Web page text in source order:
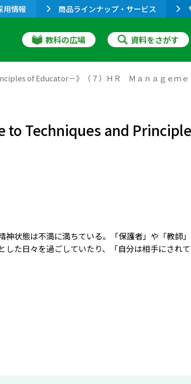
用情報 商品ラインナップ・サービス
教科の広場 資料をさがす
of Educator－》（７）ＨＲ Ｍａｎａｇｅｍｅ
to Techniques and
神状態は不満に満ちている。「保護者」や「教師
した日々を過ごしていたり、「自分は相手にされ